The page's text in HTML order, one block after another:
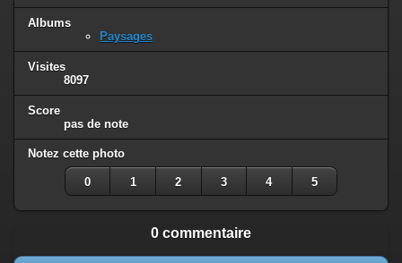
Albums
Paysages
Visites
8097
Score
pas de note
Notez cette photo
0 1 2 3 4 5
0 commentaire